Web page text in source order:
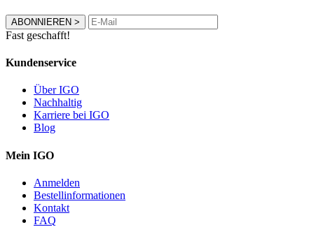
ABONNIEREN >
Fast geschafft!
Kundenservice
Über IGO
Nachhaltig
Karriere bei IGO
Blog
Mein IGO
Anmelden
Bestellinformationen
Kontakt
FAQ